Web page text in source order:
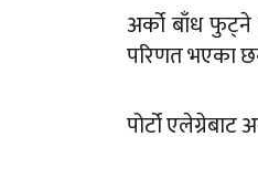
अर्को बाँध फुट्ने
परिणत भएका
पोर्टो एलेग्रेबाट